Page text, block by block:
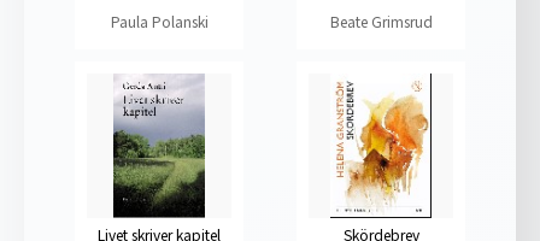
Paula Polanski
Beate Grimsrud
Livet skriver kapitel
Skördebrev